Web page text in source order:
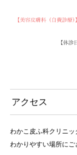
アクセス
わかこ皮ふ科クリニ
わかりやすい場所にご